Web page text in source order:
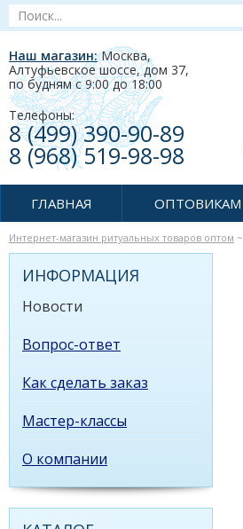
Наш магазин:Москва,
Алтуфьевское шоссе, дом 37,
по будням c 9:00 до 18:00
Телефоны:
8 (499) 390-90-89
8 (968) 519-98-98
ГЛАВНАЯ ОПТОВИКАМ
Интернет-магазин ритуальных товаров оптом ~
ИНФОРМАЦИЯ
Новости
Вопрос-ответ
Как сделать заказ
Мастер-классы
О компании